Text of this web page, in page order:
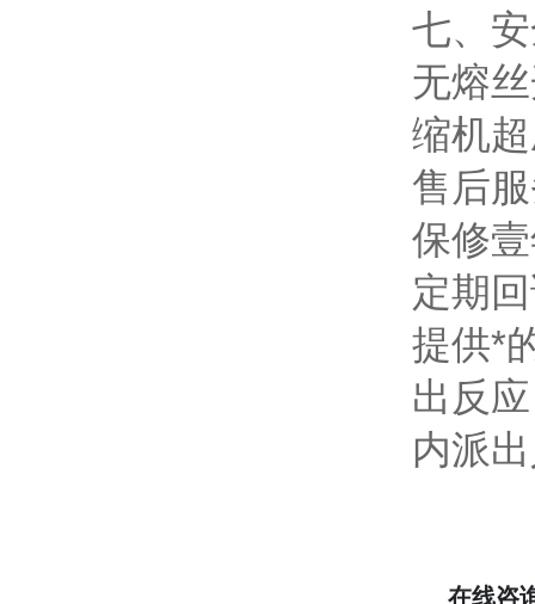
七、
无熔
缩机
售后
保修
定期
提供*
出反
内派
在线咨